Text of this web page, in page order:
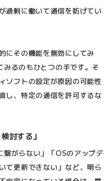
過剰に働いて通信を妨げてい
にその機能を無効にしてみ
るのもひとつの手です。そ
ソフトの設定が原因の可能性
し、特定の通信を許可するな
討する」
繋がらない」「OSのアップデ
て更新できない」など、明ら